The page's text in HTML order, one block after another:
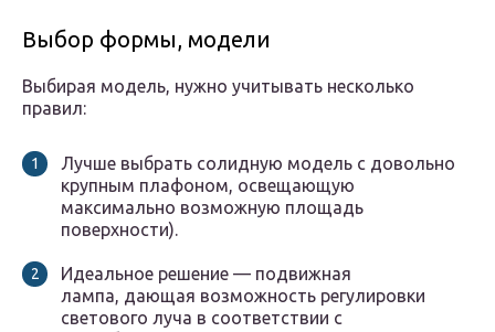
Выбор формы, модели
Выбирая модель, нужно учитывать несколько
правил:
Лучше выбрать солидную модель с довольно
крупным плафоном, освещающую
максимально возможную площадь
поверхности).
Идеальное решение — подвижная
лампа, дающая возможность регулировки
светового луча в соответствии с